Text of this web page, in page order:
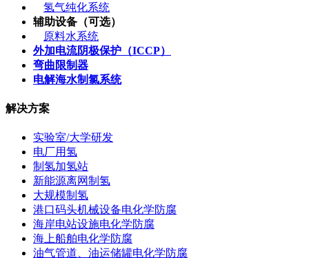
氢气纯化系统
辅助设备（可选）
原料水系统
外加电流阴极保护（ICCP）
弯曲限制器
电解海水制氯系统
解决方案
实验室/大学研发
电厂用氢
制氢加氢站
新能源离网制氢
大规模制氢
港口码头机械设备电化学防腐
海岸电站设施电化学防腐
海上船舶电化学防腐
油气管道、油运储罐电化学防腐